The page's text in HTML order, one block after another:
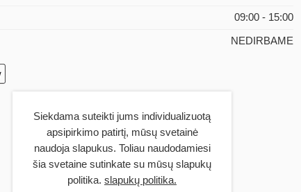
09:00 - 15:00
NEDIRBAME
Siekdama suteikti jums individualizuotą
apsipirkimo patirtį, mūsų svetainė
naudoja slapukus. Toliau naudodamiesi
šia svetaine sutinkate su mūsų slapukų
politika. slapukų politika.